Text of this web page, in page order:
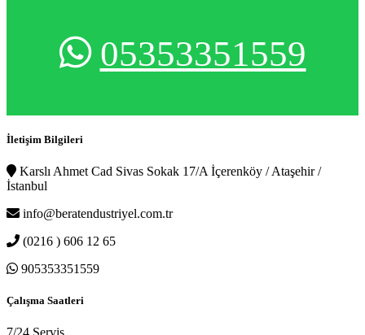
05353351559
İletişim Bilgileri
Karslı Ahmet Cad Sivas Sokak 17/A İçerenköy / Ataşehir /
İstanbul
info@beratendustriyel.com.tr
(0216 ) 606 12 65
905353351559
Çalışma Saatleri